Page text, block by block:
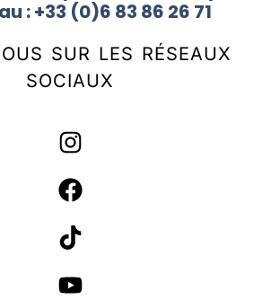
: +33 (0)6 83 86 26 71
SUR LES RÉSEAUX
SOCIAUX